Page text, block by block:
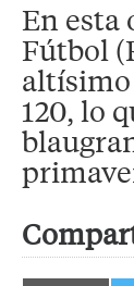
En esta
Fútbol
120, lo